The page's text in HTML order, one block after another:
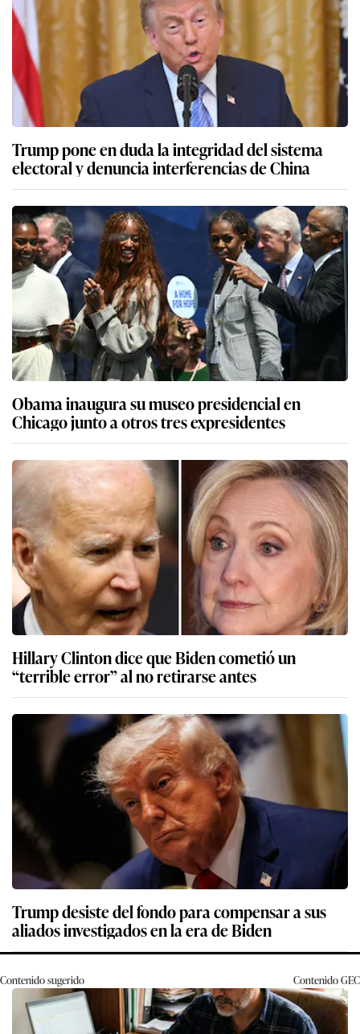
Trump pone en duda la integridad del sistema
electoral y denuncia interferencias de China
Obama inaugura su museo presidencial en
Chicago junto a otros tres expresidentes
Hillary Clinton dice que Biden cometió un
“terrible error” al no retirarse antes
Trump desiste del fondo para compensar a sus
aliados investigados en la era de Biden
Contenido sugerido ContenidoGEC